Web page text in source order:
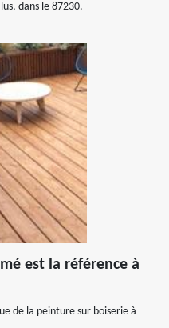
dans le 87230.
est la référence à
de la peinture sur boiserie à